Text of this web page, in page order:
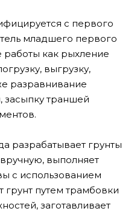
с первого
младшего первого
работы как рыхление
выгрузку,
разравнивание
траншей
разрабатывает грунты
выполняет
с использованием
грунт путем трамбовки
заготавливает